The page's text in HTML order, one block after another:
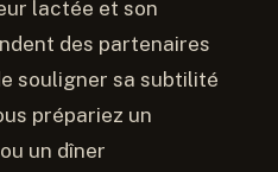
lactée et son
des partenaires
souligner sa subtilité
prépariez un
un dîner